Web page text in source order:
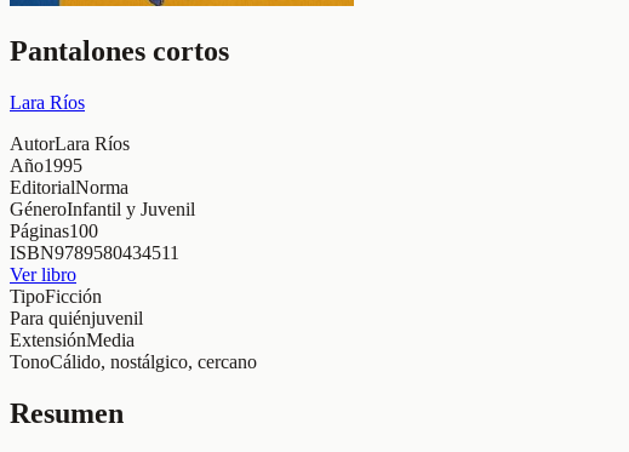
Pantalones cortos
Lara Ríos
AutorLara Ríos
Año1995
EditorialNorma
GéneroInfantil y Juvenil
Páginas100
ISBN9789580434511
Ver libro
TipoFicción
Para quiénjuvenil
ExtensiónMedia
TonoCálido, nostálgico, cercano
Resumen